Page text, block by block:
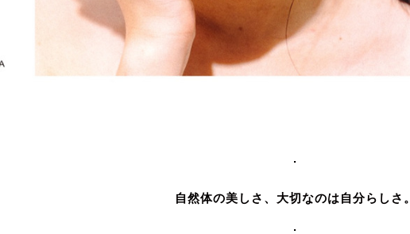
.
自然体の美しさ、大切なのは自分らしさ。
.